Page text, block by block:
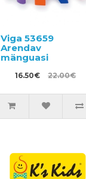
Viga 53659
Arendav
mänguasi
16.50€ 22.00€